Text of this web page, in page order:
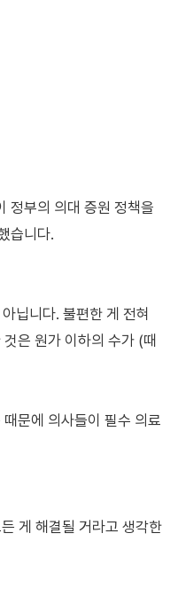
정부의 의대 증원 정책을
습니다.
닙니다. 불편한 게 전혀
은 원가 이하의 수가 (때
문에 의사들이 필수 의료
게 해결될 거라고 생각한